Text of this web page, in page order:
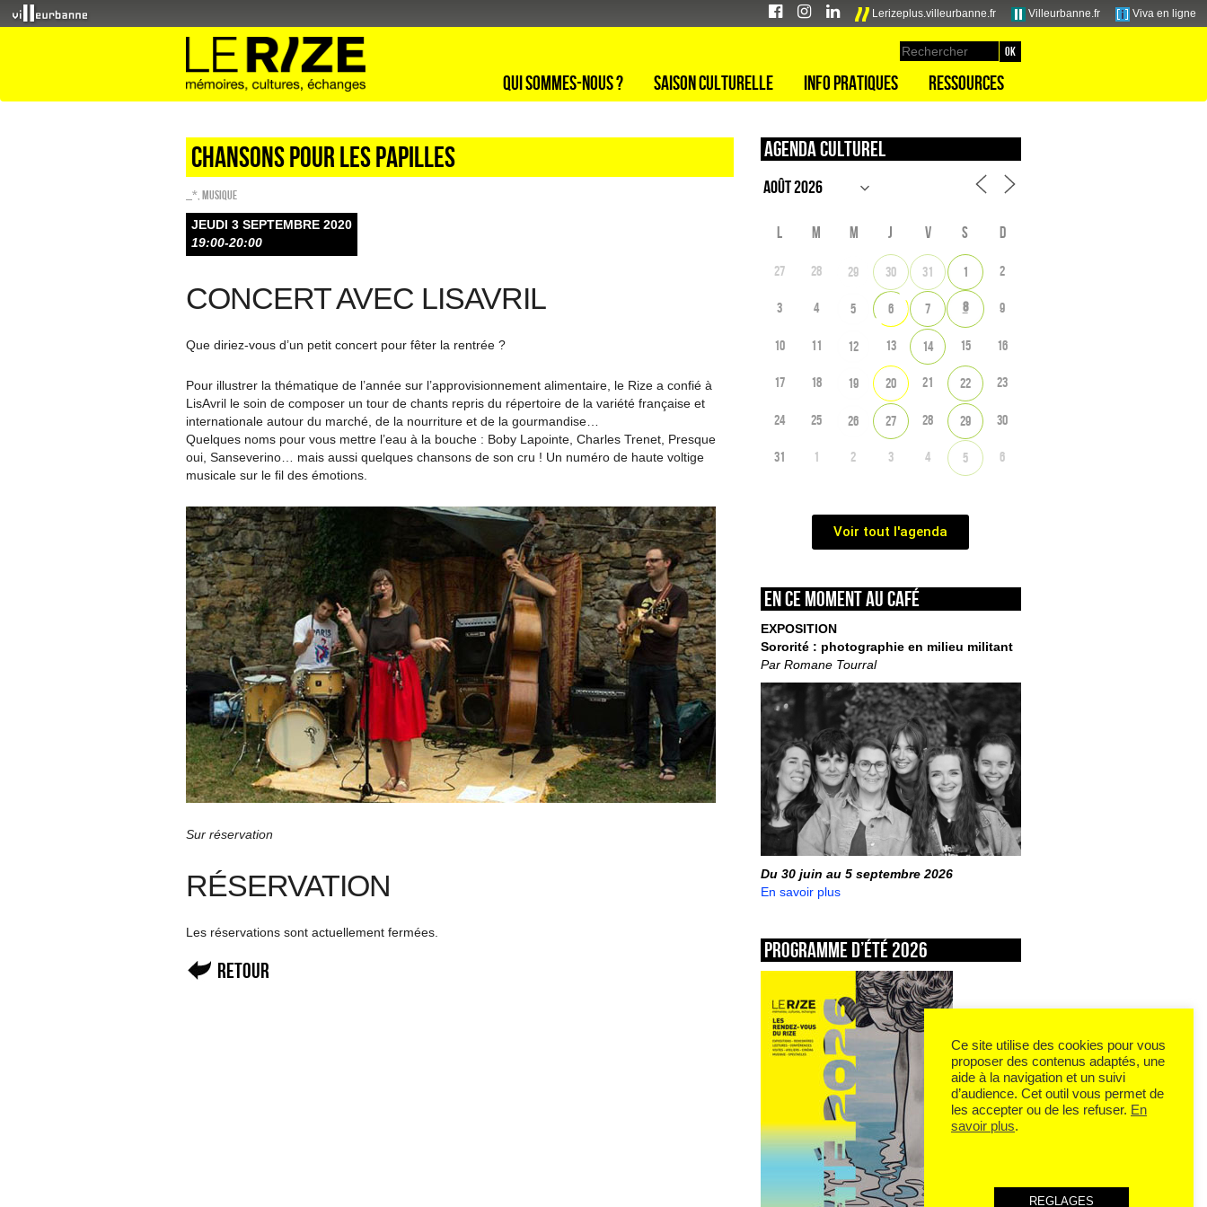
Lerizeplus.villeurbanne.fr Villeurbanne.fr Viva en ligne
Qui sommes-nous ? Saison culturelle Info pratiques Ressources
Chansons pour les papilles
_* Musique
JEUDI 3 SEPTEMBRE 2020
19:00-20:00
CONCERT AVEC LISAVRIL
Que diriez-vous d’un petit concert pour fêter la rentrée ?
Pour illustrer la thématique de l’année sur l’approvisionnement alimentaire, le Rize a confié à
LisAvril le soin de composer un tour de chants repris du répertoire de la variété française et
internationale autour du marché, de la nourriture et de la gourmandise…
Quelques noms pour vous mettre l’eau à la bouche : Boby Lapointe, Charles Trenet, Presque
oui, Sanseverino… mais aussi quelques chansons de son cru ! Un numéro de haute voltige
musicale sur le fil des émotions.
Sur réservation
RÉSERVATION
Les réservations sont actuellement fermées.
Retour
Agenda culturel
L M M J V S D
27 28 29 30 31 1 2
3 4 5 6 7 8 9
10 11 12 13 14 15 16
17 18 19 20 21 22 23
24 25 26 27 28 29 30
31 1 2 3 4 5 6
Voir tout l'agenda
En ce moment au café
EXPOSITION
Sororité : photographie en milieu militant
Par Romane Tourral
Du 30 juin au 5 septembre 2026
En savoir plus
Programme d’été 2026
Ce site utilise des cookies pour vous
proposer des contenus adaptés, une
aide à la navigation et un suivi
d’audience. Cet outil vous permet de
les accepter ou de les refuser. En
savoir plus.
REGLAGES